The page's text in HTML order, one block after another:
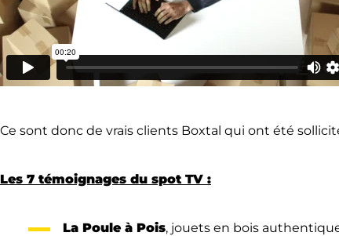
Ce sont donc de vrais clients Boxtal qui ont été
Les 7 témoignages du spot TV :
La Poule à Pois, jouets en bois